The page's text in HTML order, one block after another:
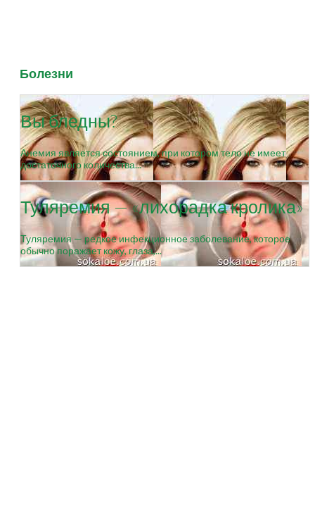
Болезни
Вы бледны?
Анемия является состоянием, при котором тело не имеет
достаточного количества...
Туляремия — «лихорадка кролика»
Туляремия — редкое инфекционное заболевание, которое
обычно поражает кожу, глаза,...